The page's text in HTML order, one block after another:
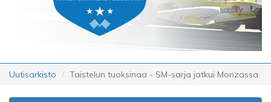
Uutisarkisto Taistelun tuoksinaa - SM-sarja jatkui Monzassa